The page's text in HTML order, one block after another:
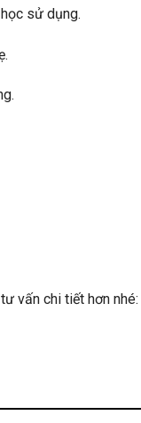
sử dụng.
vấn chi tiết hơn